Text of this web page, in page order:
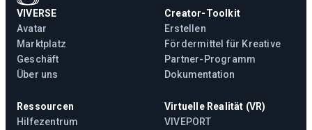
VIVERSE
Avatar
Marktplatz
Geschäft
Über uns
Creator-Toolkit
Erstellen
Fördermittel für Kreative
Partner-Programm
Dokumentation
Ressourcen
Hilfezentrum
Virtuelle Realität (VR)
VIVEPORT